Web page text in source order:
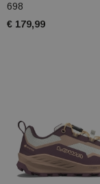
698
€ 179,99